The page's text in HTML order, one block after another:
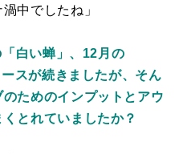
中でしたね」
白い蝉」、12月の
スが続きましたが、そん
ためのインプットとアウ
とれていましたか？